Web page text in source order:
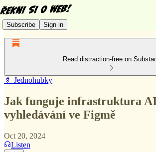
Subscribe Sign in
Read distraction-free on
🍢 Jednohubky
Jak funguje infrastruktura
vyhledávání ve Figmě
Oct 20, 2024
Listen